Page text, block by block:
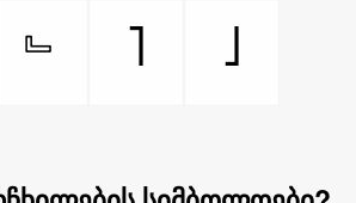
﹄ ˥ ˩